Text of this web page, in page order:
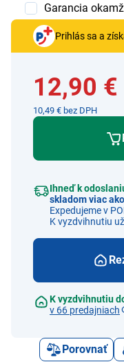
Garancia
Prihlás sa a
12,90 €
10,49 € bez DPH
Ihneď k
skladom viac
Expedujeme v
K vyzdvihnutiu
K vyzdvihnutiu
v 66 predajniach
Porovnať